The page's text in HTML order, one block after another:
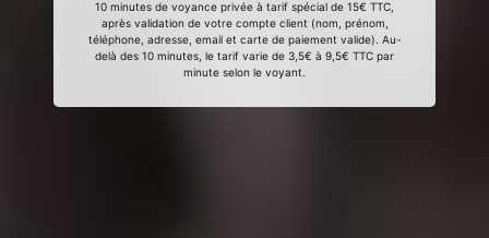
10 minutes de voyance privée à tarif spécial de 15€ TTC,
après validation de votre compte client (nom, prénom,
téléphone, adresse, email et carte de paiement valide). Au-
delà des 10 minutes, le tarif varie de 3,5€ à 9,5€ TTC par
minute selon le voyant.